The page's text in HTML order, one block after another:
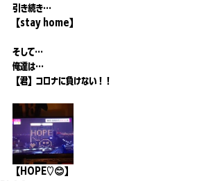
引き続き…
【stay home】
そして…
俺達は…
【君】コロナに負けない！！
【HOPE♡😊】